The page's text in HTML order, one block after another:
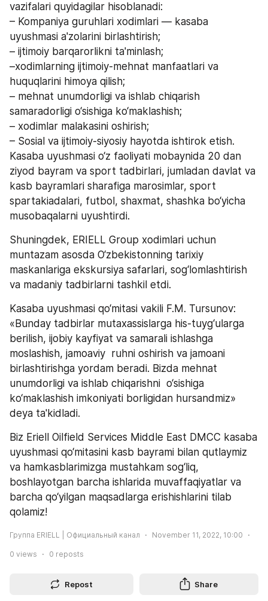
vazifalari quyidagilar hisoblanadi:
– Kompaniya guruhlari xodimlari — kasaba
uyushmasi a'zolarini birlashtirish;
– ijtimoiy barqarorlikni ta'minlash;
–xodimlarning ijtimoiy-mehnat manfaatlari va
huquqlarini himoya qilish;
– mehnat unumdorligi va ishlab chiqarish
samaradorligi o‘sishiga ko‘maklashish;
– xodimlar malakasini oshirish;
– Sosial va ijtimoiy-siyosiy hayotda ishtirok etish.
Kasaba uyushmasi o‘z faoliyati mobaynida 20 dan
ziyod bayram va sport tadbirlari, jumladan davlat va
kasb bayramlari sharafiga marosimlar, sport
spartakiadalari, futbol, shaxmat, shashka bo‘yicha
musobaqalarni uyushtirdi.
Shuningdek, ERIELL Group xodimlari uchun
muntazam asosda O‘zbekistonning tarixiy
maskanlariga ekskursiya safarlari, sog‘lomlashtirish
va madaniy tadbirlarni tashkil etdi.
Kasaba uyushmasi qo‘mitasi vakili F.M. Tursunov:
«Bunday tadbirlar mutaxassislarga his-tuyg‘ularga
berilish, ijobiy kayfiyat va samarali ishlashga
moslashish, jamoaviy  ruhni oshirish va jamoani
birlashtirishga yordam beradi. Bizda mehnat
unumdorligi va ishlab chiqarishni  o‘sishiga
ko‘maklashish imkoniyati borligidan hursandmiz»
deya ta'kidladi.
Biz Eriell Oilfield Services Middle East DMCC kasaba
uyushmasi qo‘mitasini kasb bayrami bilan qutlaymiz
va hamkasblarimizga mustahkam sog‘liq,
boshlayotgan barcha ishlarida muvaffaqiyatlar va
barcha qo‘yilgan maqsadlarga erishishlarini tilab
qolamiz!
Группа ERIELL | Официальный канал November 11, 2022, 10:00
0 views 0 reposts
Repost Share